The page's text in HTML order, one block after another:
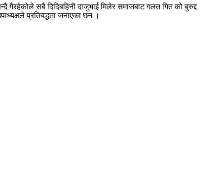
गैरहेकोले सबै दिदिबहिनी दाजुभाई मिलेर समाजबाट गलत गित को बुरुद्द
प्रतिबद्धता जनाएका छन ।